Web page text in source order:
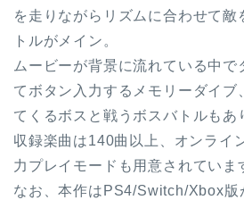
を走りながらリズムに合わせて敵
トルがメイン。
ムービーが背景に流れている中で
てボタン入力するメモリーダイブ
てくるボスと戦うボスバトルもあ
収録楽曲は140曲以上、オンライ
力プレイモードも用意されていま
なお、本作はPS4/Switch/Xbox版